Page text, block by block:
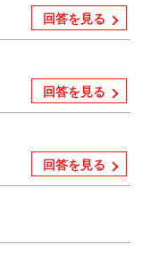
回答を見る
回答を見る
回答を見る